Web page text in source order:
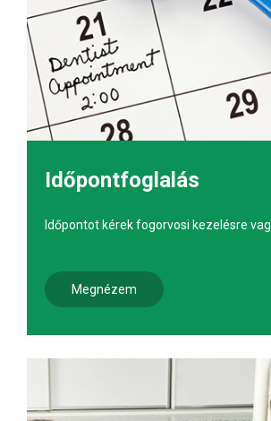
Időpontfoglalás
Időpontot kérek fogorvosi kezelésre
Megnézem